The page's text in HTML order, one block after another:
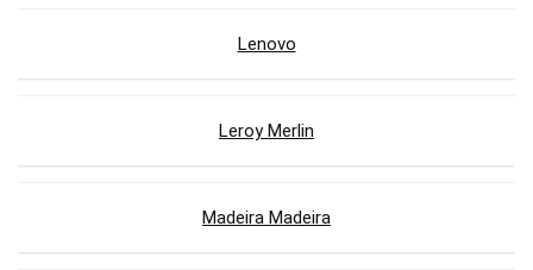
Lenovo
Leroy Merlin
Madeira Madeira